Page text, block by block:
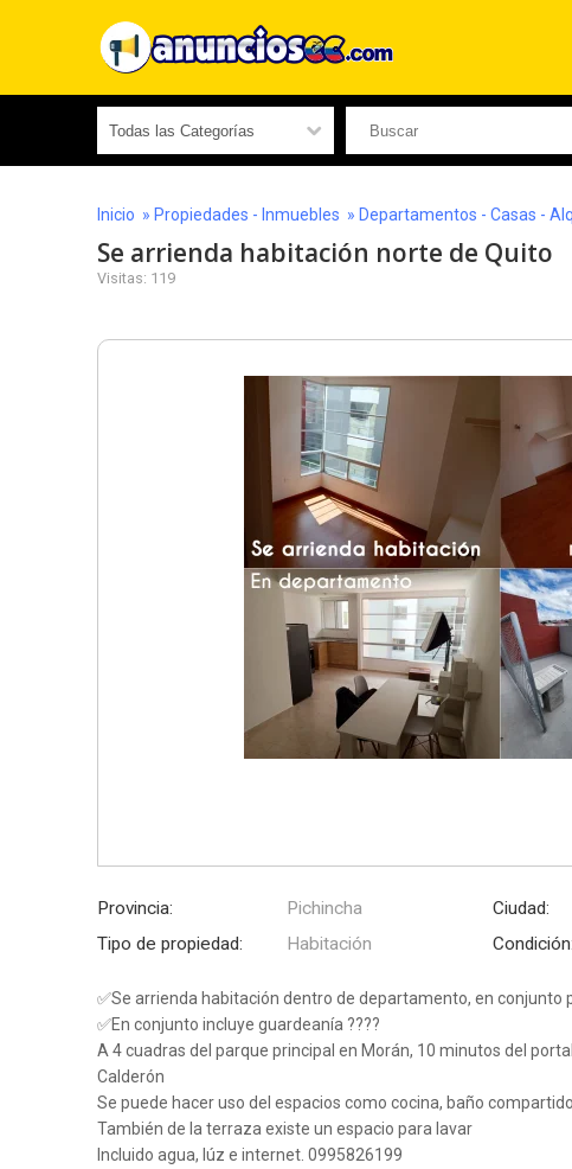
Inicio » Propiedades - Inmuebles » Departamentos - Casas -
Se arrienda habitación norte de Quito
Visitas: 119
Provincia: Pichincha Ciudad:
Tipo de propiedad:
Habitación Condición:
✅Se arrienda habitación dentro de departamento, en conjunto
✅En conjunto incluye guardeanía ????
A 4 cuadras del parque principal en Morán, 10 minutos del
Calderón
Se puede hacer uso del espacios como cocina, baño
También de la terraza existe un espacio para lavar
Incluido agua, lúz e internet. 0995826199